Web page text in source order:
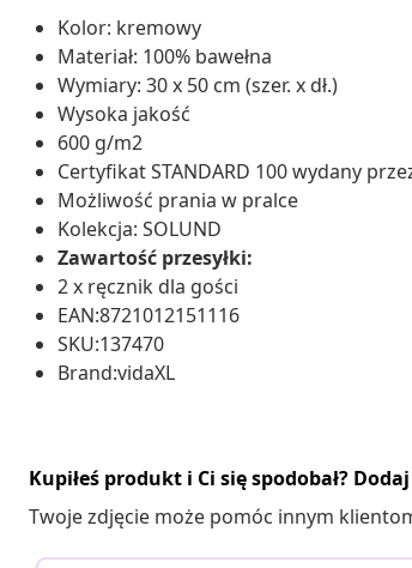
Kolor: kremowy
Materiał: 100% bawełna
Wymiary: 30 x 50 cm (szer. x dł.)
Wysoka jakość
600 g/m2
Certyfikat STANDARD 100 wydany
Możliwość prania w pralce
Kolekcja: SOLUND
Zawartość przesyłki:
2 x ręcznik dla gości
EAN:8721012151116
SKU:137470
Brand:vidaXL
Kupiłeś produkt i Ci się spodobał?
Twoje zdjęcie może pomóc innym